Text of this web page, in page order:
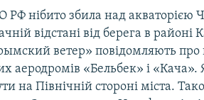
РФ нібито збила над акваторією
відстані від берега в районі
ветер» повідомляють про
аеродромів «Бельбек» і
на Північній стороні міста.